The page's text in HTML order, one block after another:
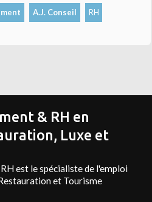
A.J. Conseil RH
& RH en
Luxe et
est le spécialiste de l'emploi
et Tourisme